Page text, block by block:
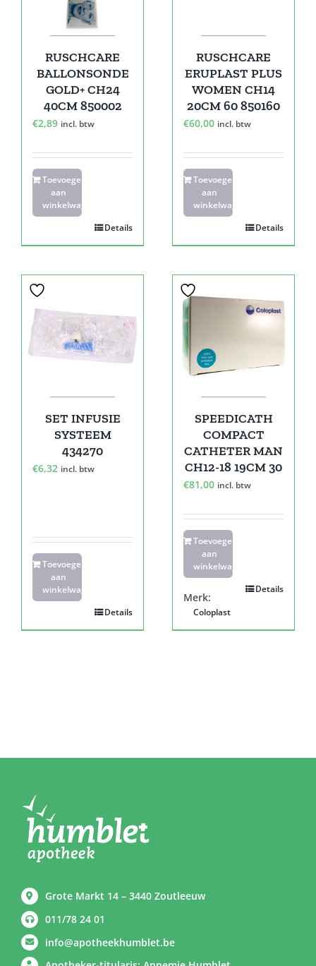
RUSCHCARE
BALLONSONDE
GOLD+ CH24
40CM 850002
€2,89 incl. btw
Toevoegen
aan
winkelwagen
Details
RUSCHCARE
ERUPLAST PLUS
WOMEN CH14
20CM 60 850160
€60,00 incl. btw
Toevoegen
aan
winkelwagen
Details
SET INFUSIE
SYSTEEM
434270
€6,32 incl. btw
Toevoegen
aan
winkelwagen
Details
SPEEDICATH
COMPACT
CATHETER MAN
CH12-18 19CM 30
€81,00 incl. btw
Toevoegen
aan
winkelwagen
Details
Merk:
Coloplast
Grote Markt 14 – 3440 Zoutleeuw
011/78 24 01
info@apotheekhumblet.be